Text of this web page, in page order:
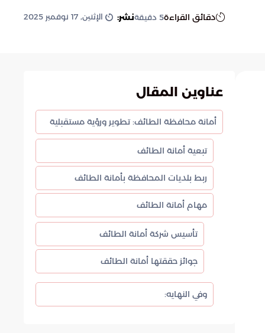
دقائق القراءة5 دقيقةنشر: الإثنين, 17 نوفمبر 2025
عناوين المقال
أمانة محافظة الطائف: تطوير ورؤية مستقبلية
تبعية أمانة الطائف
ربط بلديات المحافظة بأمانة الطائف
مهام أمانة الطائف
تأسيس شركة أمانة الطائف
جوائز حققتها أمانة الطائف
وفي النهايه: